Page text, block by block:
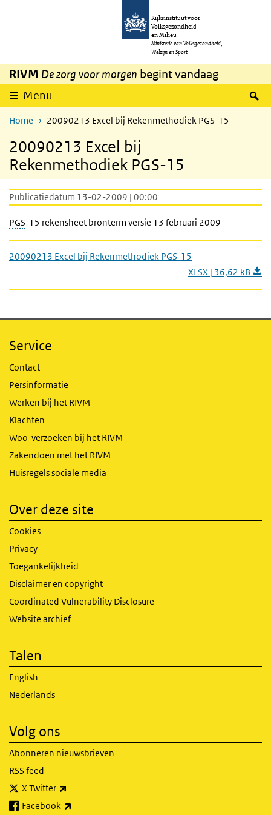
Overslaan en naar de inhoud gaan
Rijksinstituut voor
Volksgezondheid
en Milieu
Ministerie van Volksgezondheid,
Welzijn en Sport
RIVM De zorg voor morgen begint vandaag
Menu
Home 20090213 Excel bij Rekenmethodiek PGS-15
20090213 Excel bij
Rekenmethodiek PGS-15
Publicatiedatum 13-02-2009 | 00:00
PGS-15 rekensheet bronterm versie 13 februari 2009
20090213 Excel bij Rekenmethodiek PGS-15
XLSX | 36,62 kB
Service
Contact
Persinformatie
Werken bij het RIVM
Klachten
Woo-verzoeken bij het RIVM
Zakendoen met het RIVM
Huisregels sociale media
Over deze site
Cookies
Privacy
Toegankelijkheid
Disclaimer en copyright
Coordinated Vulnerability Disclosure
Website archief
Talen
English
Nederlands
Volg ons
Abonneren nieuwsbrieven
RSS feed
X Twitter
Facebook